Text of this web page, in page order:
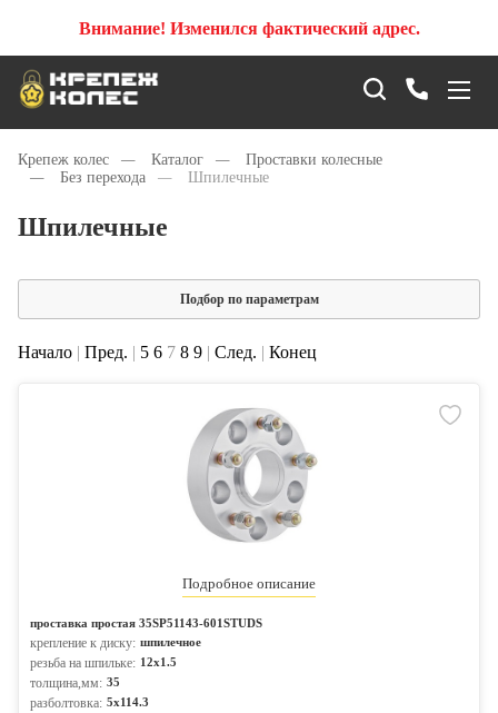
Внимание! Изменился фактический адрес.
Крепеж колес — Каталог —
Проставки колесные
—
Без перехода — Шпилечные
Шпилечные
Подбор по параметрам
Начало | Пред. | 5 6 7 8 9 | След. | Конец
Подробное описание
проставка простая 35SP51143-601STUDS
крепление к диску: шпилечное
резьба на шпильке: 12x1.5
толщина,мм: 35
разболтовка: 5x114.3